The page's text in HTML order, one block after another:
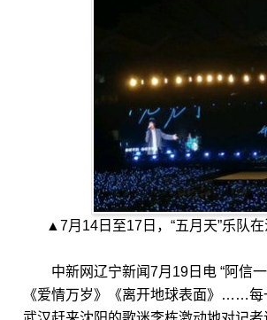
▲7月14日至17日，“五月天”乐队
中新网辽宁新闻7月19日电 “阿信一
《爱情万岁》《离开地球表面》……每